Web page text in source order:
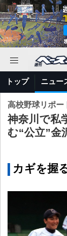
トップ ニュー
高校野球リポー
神奈川で私
む“公立”金
カギを握